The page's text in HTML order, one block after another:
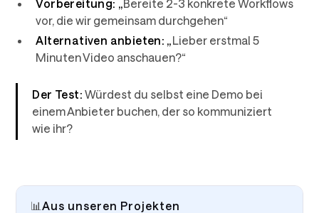
Vorbereitung: „Bereite 2-3 konkrete Workflows
vor, die wir gemeinsam durchgehen“
Alternativen anbieten: „Lieber erstmal 5
Minuten Video anschauen?“
Der Test: Würdest du selbst eine Demo bei
einem Anbieter buchen, der so kommuniziert
wie ihr?
📊Aus unseren Projekten